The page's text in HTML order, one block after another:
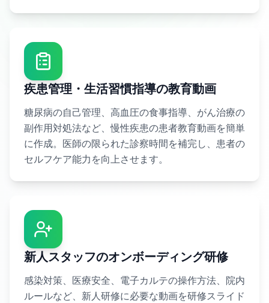
疾患管理・生活習慣指導の教育動画
糖尿病の自己管理、高血圧の食事指導、がん治療の
副作用対処法など、慢性疾患の患者教育動画を簡単
に作成。医師の限られた診察時間を補完し、患者の
セルフケア能力を向上させます。
新人スタッフのオンボーディング研修
感染対策、医療安全、電子カルテの操作方法、院内
ルールなど、新人研修に必要な動画を研修スライド